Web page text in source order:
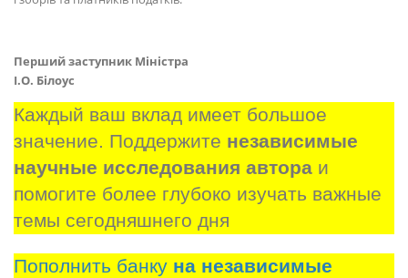
Перший заступник Міністра
І.О. Білоус
Каждый ваш вклад имеет большое
значение. Поддержите независимые
научные исследования автора и
помогите более глубоко изучать важные
темы сегодняшнего дня
Пополнить банку на независимые